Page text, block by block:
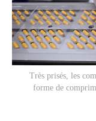
Très prisés, les
forme de